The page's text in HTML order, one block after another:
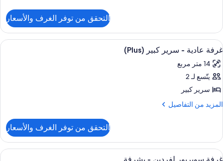
غرفة
عادية
-
سرير
كبير
التحقق من توفر الغرف والأسعار
استعراض
جميع
صور
غرفة
عادية
-
(Plus)
ميني بار وخزنة داخل الغرفة ومكتب
4
غرفة عادية - سرير كبير (Plus)
14 متر مربع
يتّسع لـ 2
سرير كبير
المزيد من التفاصيل
المزيد
غرفة
عادية
-
التحقق من توفر الغرف والأسعار
استعراض
ميني بار وخزنة داخل الغرفة ومكتب
6